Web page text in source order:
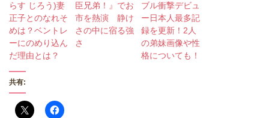
らす じろう)妻
正子とのなれそ
めは？ベントレ
ーにのめり込ん
だ理由とは？
臣兄弟！』でお
市を熱演 静け
さの中に宿る強
さ
ブル衝撃デビュ
ー日本人最多記
録を更新！2人
の弟妹画像や性
格についても！
共有: